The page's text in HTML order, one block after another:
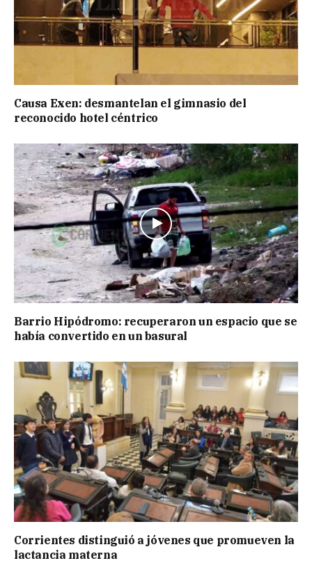
Causa Exen: desmantelan el gimnasio del
reconocido hotel céntrico
Barrio Hipódromo: recuperaron un espacio que se
había convertido en un basural
Corrientes distinguió a jóvenes que promueven la
lactancia materna